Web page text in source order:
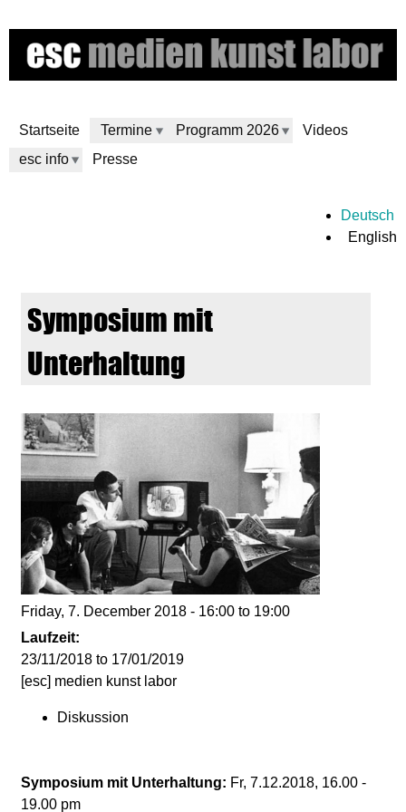
to
main
Startseite
Termine Programm 2026
Videos
esc info
Presse
m
d
n
k
u
n
Deutsch
English
Symposium mit
Unterhaltung
Friday, 7. December 2018 - 16:00 to 19:00
Laufzeit:
23/11/2018 to 17/01/2019
[esc] medien kunst labor
Diskussion
Symposium mit Unterhaltung: Fr, 7.12.2018, 16.00 -
19.00 pm